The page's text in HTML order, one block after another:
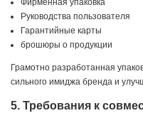
Фирменная упаковка
Руководства пользователя
Гарантийные карты
брошюры о продукции
Грамотно разработанная
сильного имиджа бренда и
5. Требования к